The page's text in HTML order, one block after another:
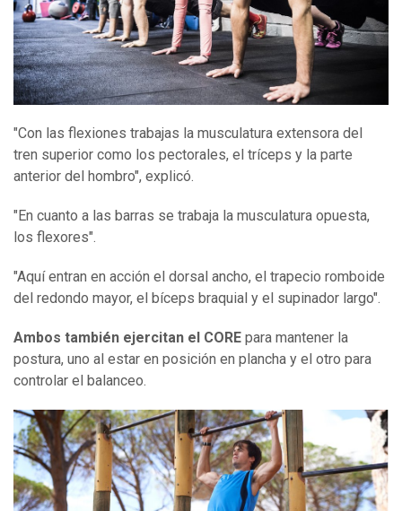
"Con las flexiones trabajas la musculatura extensora del
tren superior como los pectorales, el tríceps y la parte
anterior del hombro", explicó.
"En cuanto a las barras se trabaja la musculatura opuesta,
los flexores".
"Aquí entran en acción el dorsal ancho, el trapecio romboide
del redondo mayor, el bíceps braquial y el supinador largo".
Ambos también ejercitan el CORE para mantener la
postura, uno al estar en posición en plancha y el otro para
controlar el balanceo.